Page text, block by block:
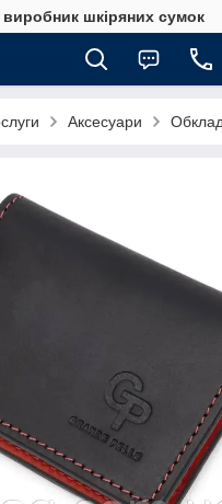
виробник шкіряних сумок
Аксесуари